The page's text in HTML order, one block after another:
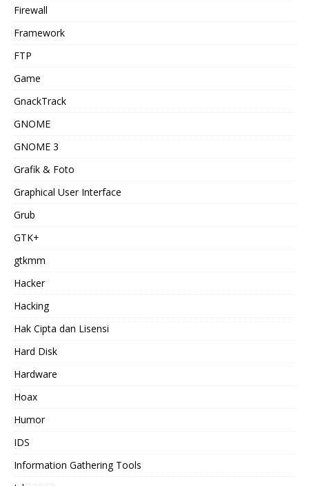
Firewall
Framework
FTP
Game
GnackTrack
GNOME
GNOME 3
Grafik & Foto
Graphical User Interface
Grub
GTK+
gtkmm
Hacker
Hacking
Hak Cipta dan Lisensi
Hard Disk
Hardware
Hoax
Humor
IDS
Information Gathering Tools